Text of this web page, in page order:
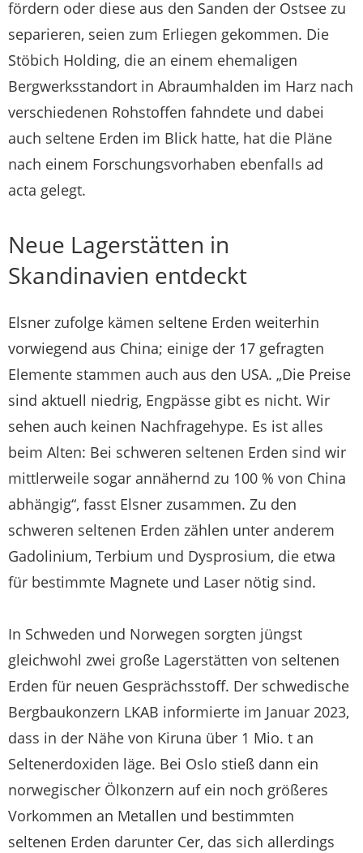
fördern oder diese aus den Sanden der Ostsee zu
separieren, seien zum Erliegen gekommen. Die
Stöbich Holding, die an einem ehemaligen
Bergwerksstandort in Abraumhalden im Harz nach
verschiedenen Rohstoffen fahndete und dabei
auch seltene Erden im Blick hatte, hat die Pläne
nach einem Forschungsvorhaben ebenfalls ad
acta gelegt.
Neue Lagerstätten in
Skandinavien entdeckt
Elsner zufolge kämen seltene Erden weiterhin
vorwiegend aus China; einige der 17 gefragten
Elemente stammen auch aus den USA. „Die Preise
sind aktuell niedrig, Engpässe gibt es nicht. Wir
sehen auch keinen Nachfragehype. Es ist alles
beim Alten: Bei schweren seltenen Erden sind wir
mittlerweile sogar annähernd zu 100 % von China
abhängig“, fasst Elsner zusammen. Zu den
schweren seltenen Erden zählen unter anderem
Gadolinium, Terbium und Dysprosium, die etwa
für bestimmte Magnete und Laser nötig sind.
In Schweden und Norwegen sorgten jüngst
gleichwohl zwei große Lagerstätten von seltenen
Erden für neuen Gesprächsstoff. Der schwedische
Bergbaukonzern LKAB informierte im Januar 2023,
dass in der Nähe von Kiruna über 1 Mio. t an
Seltenerdoxiden läge. Bei Oslo stieß dann ein
norwegischer Ölkonzern auf ein noch größeres
Vorkommen an Metallen und bestimmten
seltenen Erden darunter Cer, das sich allerdings